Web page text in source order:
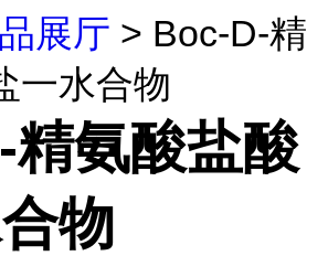
展厅 > Boc-D-精
一水合物
氨酸盐酸
物